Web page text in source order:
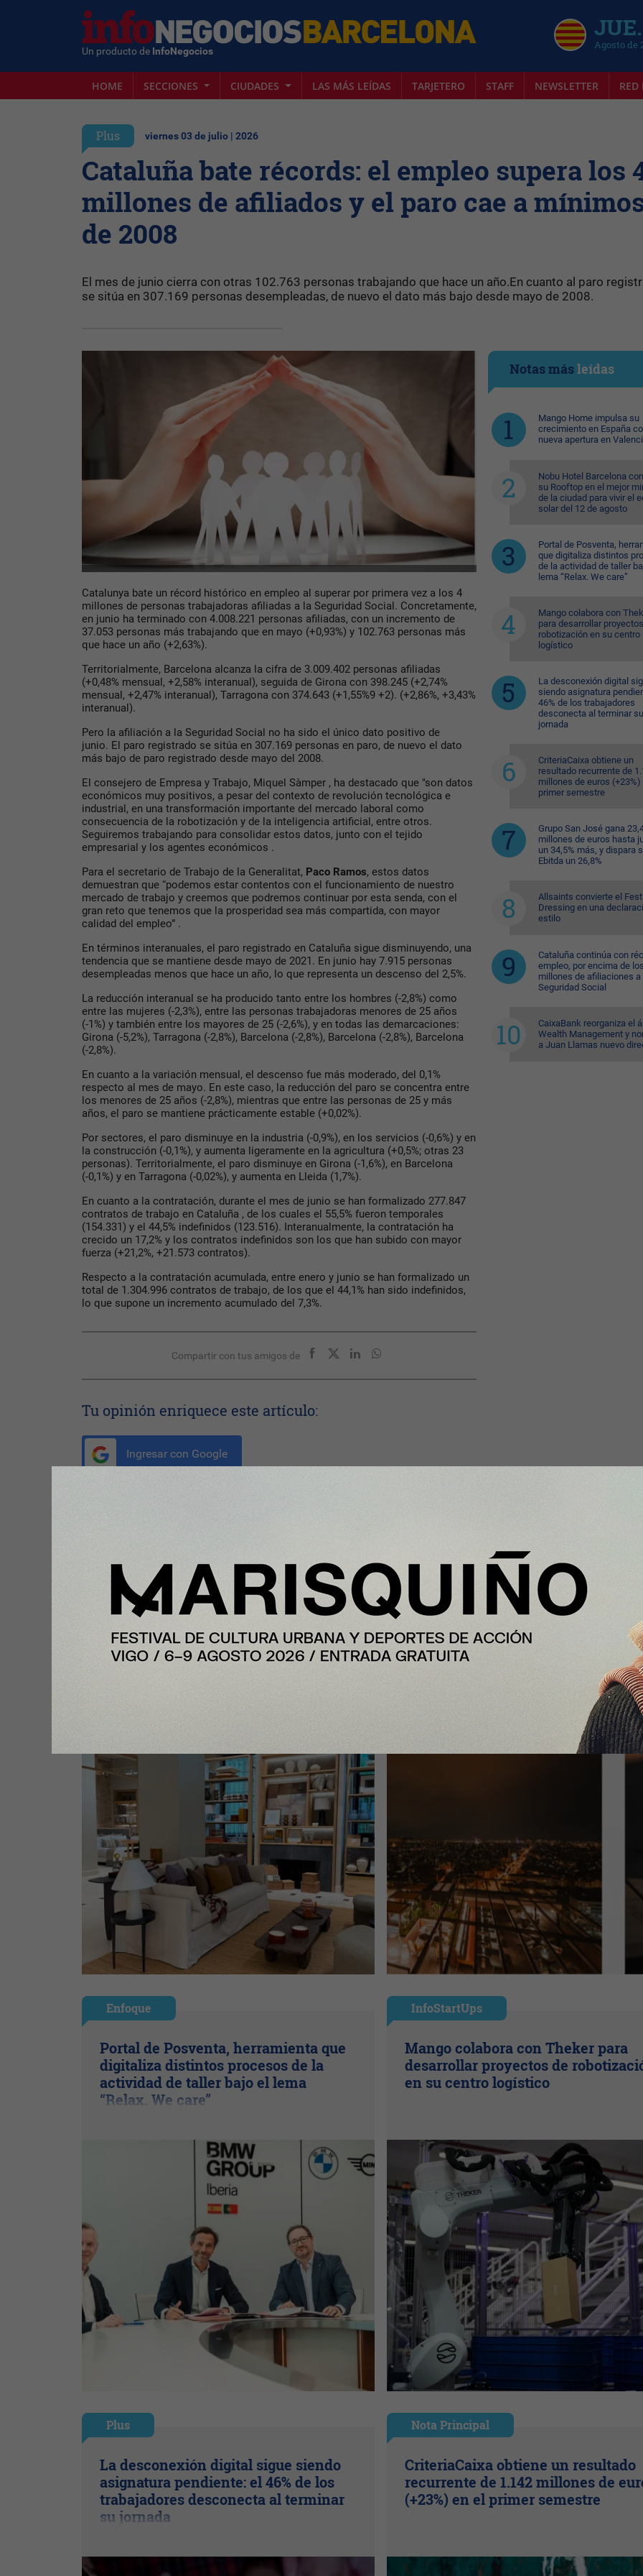
Un producto de InfoNegocios Agosto de
HOME SECCIONES CIUDADES LAS MÁS LEÍDAS TARJETERO STAFF NEWSLETTER
Plus viernes 03 de julio | 2026
Cataluña bate récords: el empleo supera los
millones de afiliados y el paro cae a
de 2008
El mes de junio cierra con otras 102.763 personas trabajando que hace un año.En cuanto al paro
se sitúa en 307.169 personas desempleadas, de nuevo el dato más bajo desde mayo de 2008.
Catalunya bate un récord histórico en empleo al superar por primera vez a los 4
millones de personas trabajadoras afiliadas a la Seguridad Social. Concretamente,
en junio ha terminado con 4.008.221 personas afiliadas, con un incremento de
37.053 personas más trabajando que en mayo (+0,93%) y 102.763 personas más
que hace un año (+2,63%).
Territorialmente, Barcelona alcanza la cifra de 3.009.402 personas afiliadas
(+0,48% mensual, +2,58% interanual), seguida de Girona con 398.245 (+2,74%
mensual, +2,47% interanual), Tarragona con 374.643 (+1,55%9 +2). (+2,86%, +3,43%
interanual).
Pero la afiliación a la Seguridad Social no ha sido el único dato positivo de
junio. El paro registrado se sitúa en 307.169 personas en paro, de nuevo el dato
más bajo de paro registrado desde mayo del 2008.
El consejero de Empresa y Trabajo, Miquel Sàmper , ha destacado que "son datos
económicos muy positivos, a pesar del contexto de revolución tecnológica e
industrial, en una transformación importante del mercado laboral como
consecuencia de la robotización y de la inteligencia artificial, entre otros.
Seguiremos trabajando para consolidar estos datos, junto con el tejido
empresarial y los agentes económicos .
Para el secretario de Trabajo de la Generalitat, Paco Ramos, estos datos
demuestran que “podemos estar contentos con el funcionamiento de nuestro
mercado de trabajo y creemos que podremos continuar por esta senda, con el
gran reto que tenemos que la prosperidad sea más compartida, con mayor
calidad del empleo” .
En términos interanuales, el paro registrado en Cataluña sigue disminuyendo, una
tendencia que se mantiene desde mayo de 2021. En junio hay 7.915 personas
desempleadas menos que hace un año, lo que representa un descenso del 2,5%.
La reducción interanual se ha producido tanto entre los hombres (-2,8%) como
entre las mujeres (-2,3%), entre las personas trabajadoras menores de 25 años
(-1%) y también entre los mayores de 25 (-2,6%), y en todas las demarcaciones:
Girona (-5,2%), Tarragona (-2,8%), Barcelona (-2,8%), Barcelona (-2,8%), Barcelona
(-2,8%).
En cuanto a la variación mensual, el descenso fue más moderado, del 0,1%
respecto al mes de mayo. En este caso, la reducción del paro se concentra entre
los menores de 25 años (-2,8%), mientras que entre las personas de 25 y más
años, el paro se mantiene prácticamente estable (+0,02%).
Por sectores, el paro disminuye en la industria (-0,9%), en los servicios (-0,6%) y en
la construcción (-0,1%), y aumenta ligeramente en la agricultura (+0,5%; otras 23
personas). Territorialmente, el paro disminuye en Girona (-1,6%), en Barcelona
(-0,1%) y en Tarragona (-0,02%), y aumenta en Lleida (1,7%).
En cuanto a la contratación, durante el mes de junio se han formalizado 277.847
contratos de trabajo en Cataluña , de los cuales el 55,5% fueron temporales
(154.331) y el 44,5% indefinidos (123.516). Interanualmente, la contratación ha
crecido un 17,2% y los contratos indefinidos son los que han subido con mayor
fuerza (+21,2%, +21.573 contratos).
Respecto a la contratación acumulada, entre enero y junio se han formalizado un
total de 1.304.996 contratos de trabajo, de los que el 44,1% han sido indefinidos,
lo que supone un incremento acumulado del 7,3%.
Compartir con tus amigos de
Tu opinión enriquece este artículo:
Ingresar con Google
Notas másleídas
Mango Home impulsa su
crecimiento en España
nueva apertura en
Nobu Hotel Barcelona
su Rooftop en el mejor
de la ciudad para vivir el
solar del 12 de agosto
Portal de Posventa,
que digitaliza distintos
de la actividad de taller
lema “Relax. We care”
Mango colabora con
para desarrollar
robotización en su centro
logístico
La desconexión digital
siendo asignatura
46% de los trabajadores
desconecta al terminar su
jornada
CriteriaCaixa obtiene un
resultado recurrente de
millones de euros (+23%)
primer semestre
Grupo San José gana
millones de euros hasta
un 34,5% más, y dispara
Ebitda un 26,8%
Allsaints convierte el
Dressing en una
estilo
Cataluña continúa con
empleo, por encima de
millones de afiliaciones a
Seguridad Social
CaixaBank reorganiza el
Wealth Management y
a Juan Llamas nuevo
Plus
Mango Home impulsa su crecimiento
en España con una nueva apertura en
Valencia
Nobu Hotel Barcelona convierte su
Rooftop en el mejor mirador de la
ciudad para vivir el eclipse solar
Enfoque
Portal de Posventa, herramienta que
digitaliza distintos procesos de la
actividad de taller bajo el lema
“Relax. We care”
InfoStartUps
Mango colabora con Theker para
desarrollar proyectos de
en su centro logístico
Plus
La desconexión digital sigue siendo
asignatura pendiente: el 46% de los
trabajadores desconecta al terminar
su jornada
Nota Principal
CriteriaCaixa obtiene un resultado
recurrente de 1.142 millones de
(+23%) en el primer semestre